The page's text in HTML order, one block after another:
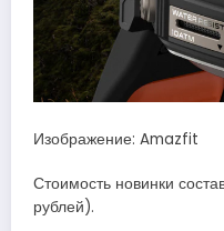
Изображение: Amazfit
Стоимость новинки
рублей).